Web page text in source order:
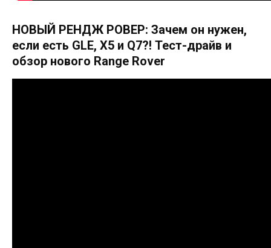
НОВЫЙ РЕНДЖ РОВЕР: Зачем он нужен,
если есть GLE, X5 и Q7?! Тест-драйв и
обзор нового Range Rover